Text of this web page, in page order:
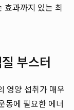
효과까지 있는 최
부스터
영양 섭취가 매우
동에 필요한 에너